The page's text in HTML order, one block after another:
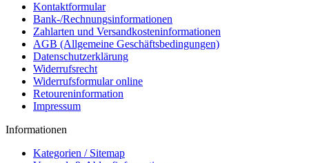
Kontaktformular
Bank-/Rechnungsinformationen
Zahlarten und Versandkosteninformationen
AGB (Allgemeine Geschäftsbedingungen)
Datenschutzerklärung
Widerrufsrecht
Widerrufsformular online
Retoureninformation
Impressum
Informationen
Kategorien / Sitemap